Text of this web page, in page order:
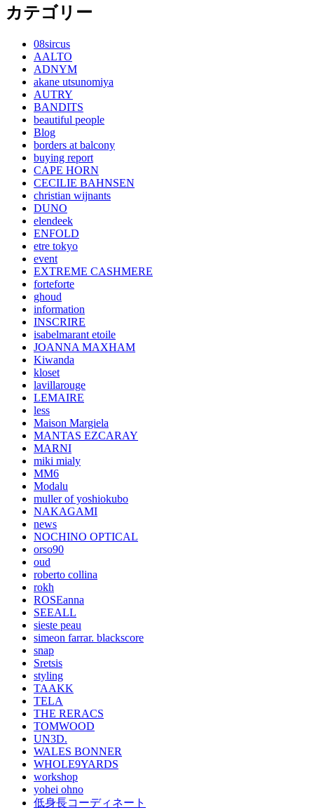
カテゴリー
08sircus
AALTO
ADNYM
akane utsunomiya
AUTRY
BANDITS
beautiful people
Blog
borders at balcony
buying report
CAPE HORN
CECILIE BAHNSEN
christian wijnants
DUNO
elendeek
ENFOLD
etre tokyo
event
EXTREME CASHMERE
forteforte
ghoud
information
INSCRIRE
isabelmarant etoile
JOANNA MAXHAM
Kiwanda
kloset
lavillarouge
LEMAIRE
less
Maison Margiela
MANTAS EZCARAY
MARNI
miki mialy
MM6
Modalu
muller of yoshiokubo
NAKAGAMI
news
NOCHINO OPTICAL
orso90
oud
roberto collina
rokh
ROSEanna
SEEALL
sieste peau
simeon farrar. blackscore
snap
Sretsis
styling
TAAKK
TELA
THE RERACS
TOMWOOD
UN3D.
WALES BONNER
WHOLE9YARDS
workshop
yohei ohno
低身長コーディネート